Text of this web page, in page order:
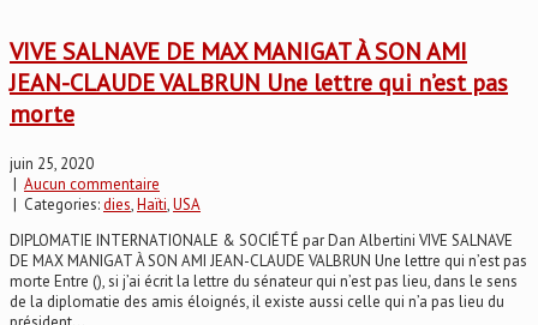
VIVE SALNAVE DE MAX MANIGAT À SON AMI
JEAN-CLAUDE VALBRUN Une lettre qui n’est pas
morte
juin 25, 2020
| Aucun commentaire
| Categories:dies,Haïti,USA
DIPLOMATIE INTERNATIONALE & SOCIÉTÉ par Dan Albertini VIVE SALNAVE
DE MAX MANIGAT À SON AMI JEAN-CLAUDE VALBRUN Une lettre qui n’est pas
morte Entre (), si j’ai écrit la lettre du sénateur qui n’est pas lieu, dans le sens
de la diplomatie des amis éloignés, il existe aussi celle qui n’a pas lieu du